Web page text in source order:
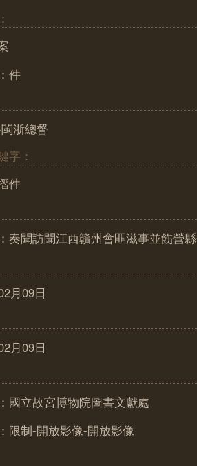
件
浙總督
字：
件
奏聞訪聞江西贛州會匪滋事並飭營
月09日
月09日
國立故宮博物院圖書文獻處
限制-開放影像-開放影像